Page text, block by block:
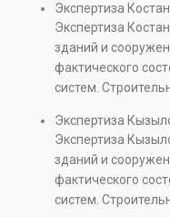
элементов и
Услуга
капитальном
также при
проверках.
Экспертиза
Экспертиза
зданий и
фактического
систем.
элементов и
Услуга
капитальном
также при
проверках.
Экспертиза
Экспертиза
зданий и
фактического
систем.